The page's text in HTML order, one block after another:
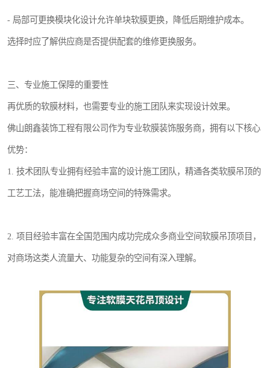
- 局部可更换模块化设计允许单块软膜更换，降低后期维护成本。
选择时应了解供应商是否提供配套的维修更换服务。
三、专业施工保障的重要性
再优质的软膜材料，也需要专业的施工团队来实现设计效果。
佛山朗鑫装饰工程有限公司作为专业软膜装饰服务商，拥有以下核心
优势：
1. 技术团队专业拥有经验丰富的设计施工团队，精通各类软膜吊顶的
工艺工法，能准确把握商场空间的特殊需求。
2. 项目经验丰富在全国范围内成功完成众多商业空间软膜吊顶项目，
对商场这类人流量大、功能复杂的空间有深入理解。